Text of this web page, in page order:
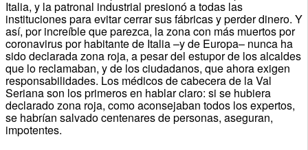
Italia, y la patronal industrial presionó a todas las
instituciones para evitar cerrar sus fábricas y perder dinero. Y
así, por increíble que parezca, la zona con más muertos por
coronavirus por habitante de Italia –y de Europa– nunca ha
sido declarada zona roja, a pesar del estupor de los alcaldes
que lo reclamaban, y de los ciudadanos, que ahora exigen
responsabilidades. Los médicos de cabecera de la Val
Seriana son los primeros en hablar claro: si se hubiera
declarado zona roja, como aconsejaban todos los expertos,
se habrían salvado centenares de personas, aseguran,
impotentes.